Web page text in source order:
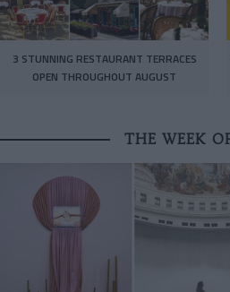
3 STUNNING RESTAURANT TERRACES
OPEN THROUGHOUT AUGUST
THE WEEK